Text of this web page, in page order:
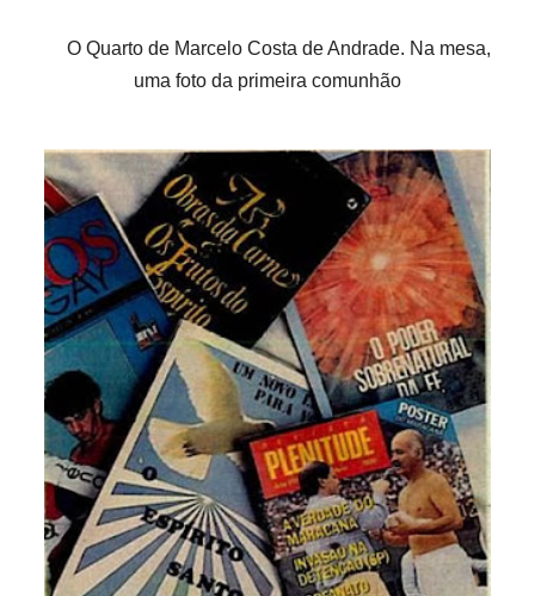
O Quarto de Marcelo Costa de Andrade. Na mesa,
uma foto da primeira comunhão